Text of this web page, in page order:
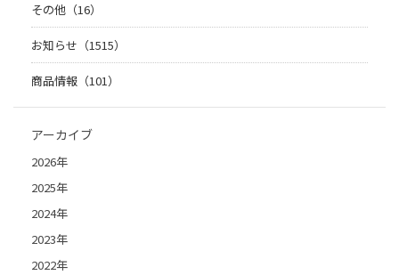
その他（16）
お知らせ（1515）
商品情報（101）
アーカイブ
2026年
2025年
2024年
2023年
2022年